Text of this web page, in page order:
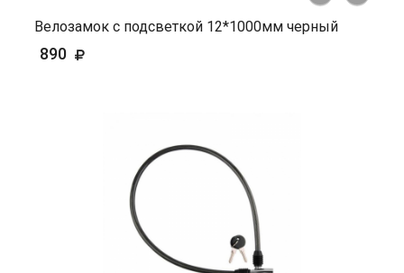
Велозамок с подсветкой 12*1000мм черный
890